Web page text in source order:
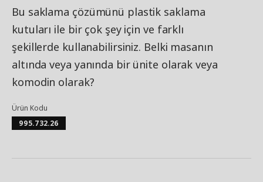
Bu saklama çözümünü plastik saklama
kutuları ile bir çok şey için ve farklı
şekillerde kullanabilirsiniz. Belki masanın
altında veya yanında bir ünite olarak veya
komodin olarak?
Ürün Kodu
995.732.26